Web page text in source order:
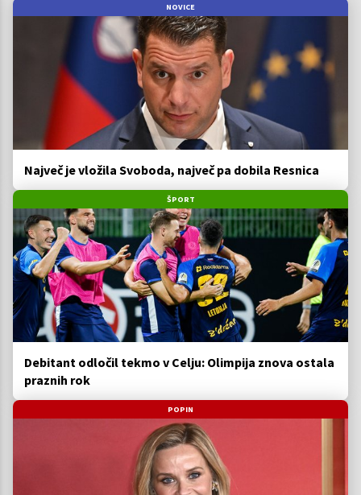
NOVICE
Največ je vložila Svoboda, največ pa dobila Resnica
ŠPORT
Debitant odločil tekmo v Celju: Olimpija znova ostala
praznih rok
POPIN